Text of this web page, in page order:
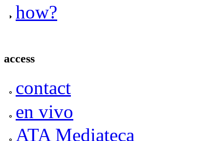
how?
access
contact
en vivo
ATA Mediateca